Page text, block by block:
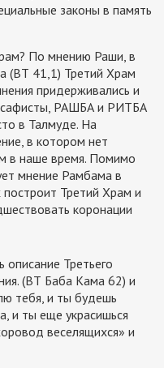
законы в память
По мнению Раши, в
(ВТ 41,1) Третий Храм
придерживались и
РАШБА и РИТБА
в Талмуде. На
в котором нет
в наше время. Помимо
мнение Рамбама в
Третий Храм и
коронации
описание Третьего
(ВТ Баба Кама 62) и
тебя, и ты будешь
и ты еще украсишься
веселящихся» и